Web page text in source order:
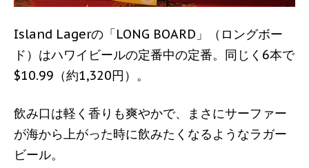
Island Lagerの「LONG BOARD」（ロングボー
ド）はハワイビールの定番中の定番。同じく6本で
$10.99（約1,320円）。
飲み口は軽く香りも爽やかで、まさにサーファー
が海から上がった時に飲みたくなるようなラガー
ビール。